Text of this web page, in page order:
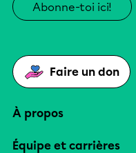
Abonne-toi ici!
Faire un don
À propos
Équipe et carrières